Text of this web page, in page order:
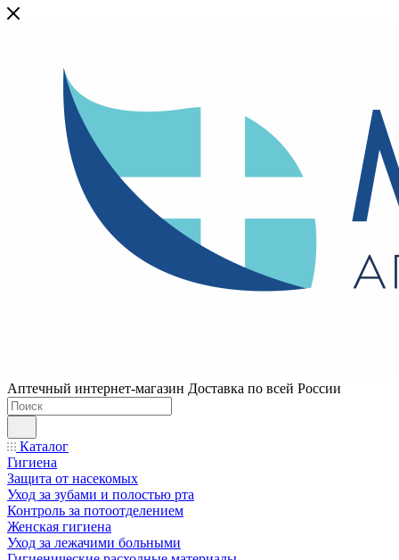
Аптечный интернет-магазин Доставка по всей России
Каталог
Гигиена
Защита от насекомых
Уход за зубами и полостью рта
Контроль за потоотделением
Женская гигиена
Уход за лежачими больными